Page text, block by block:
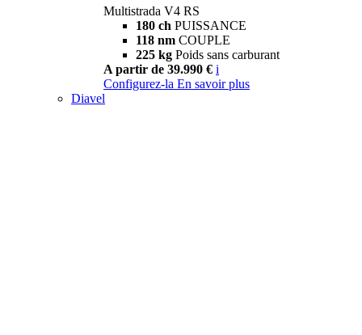
Multistrada V4 RS
180 ch PUISSANCE
118 nm COUPLE
225 kg Poids sans carburant
A partir de 39.990 € i
Configurez-la En savoir plus
Diavel